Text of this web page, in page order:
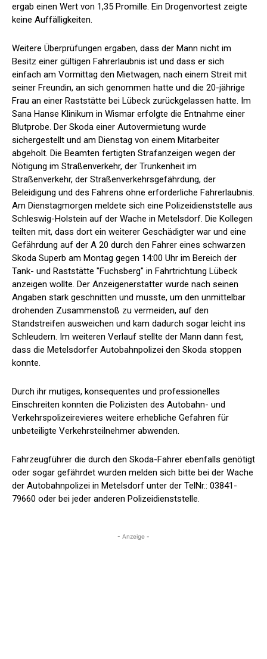
ergab einen Wert von 1,35 Promille. Ein Drogenvortest zeigte
keine Auffälligkeiten.
Weitere Überprüfungen ergaben, dass der Mann nicht im
Besitz einer gültigen Fahrerlaubnis ist und dass er sich
einfach am Vormittag den Mietwagen, nach einem Streit mit
seiner Freundin, an sich genommen hatte und die 20-jährige
Frau an einer Raststätte bei Lübeck zurückgelassen hatte. Im
Sana Hanse Klinikum in Wismar erfolgte die Entnahme einer
Blutprobe. Der Skoda einer Autovermietung wurde
sichergestellt und am Dienstag von einem Mitarbeiter
abgeholt. Die Beamten fertigten Strafanzeigen wegen der
Nötigung im Straßenverkehr, der Trunkenheit im
Straßenverkehr, der Straßenverkehrsgefährdung, der
Beleidigung und des Fahrens ohne erforderliche Fahrerlaubnis.
Am Dienstagmorgen meldete sich eine Polizeidienststelle aus
Schleswig-Holstein auf der Wache in Metelsdorf. Die Kollegen
teilten mit, dass dort ein weiterer Geschädigter war und eine
Gefährdung auf der A 20 durch den Fahrer eines schwarzen
Skoda Superb am Montag gegen 14:00 Uhr im Bereich der
Tank- und Raststätte "Fuchsberg" in Fahrtrichtung Lübeck
anzeigen wollte. Der Anzeigenerstatter wurde nach seinen
Angaben stark geschnitten und musste, um den unmittelbar
drohenden Zusammenstoß zu vermeiden, auf den
Standstreifen ausweichen und kam dadurch sogar leicht ins
Schleudern. Im weiteren Verlauf stellte der Mann dann fest,
dass die Metelsdorfer Autobahnpolizei den Skoda stoppen
konnte.
Durch ihr mutiges, konsequentes und professionelles
Einschreiten konnten die Polizisten des Autobahn- und
Verkehrspolizeirevieres weitere erhebliche Gefahren für
unbeteiligte Verkehrsteilnehmer abwenden.
Fahrzeugführer die durch den Skoda-Fahrer ebenfalls genötigt
oder sogar gefährdet wurden melden sich bitte bei der Wache
der Autobahnpolizei in Metelsdorf unter der TelNr.: 03841-
79660 oder bei jeder anderen Polizeidienststelle.
- Anzeige -